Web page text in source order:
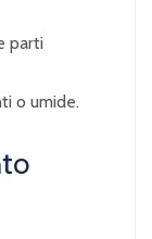
parti
o umide.